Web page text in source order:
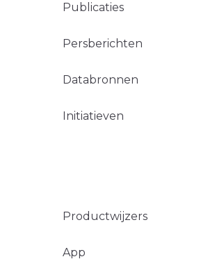
Publicaties
Persberichten
Databronnen
Initiatieven
Productwijzers
App